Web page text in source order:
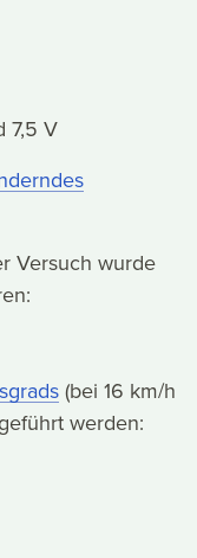
7,5 V
Versuch wurde
(bei 16 km/h
werden: